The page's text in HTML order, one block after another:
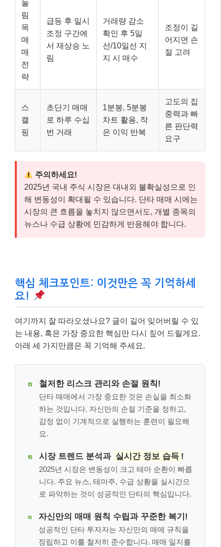
눌
림
목
매
매
전
략
급등 후 일시
조정 구간에
서 재상승 노
림
거래량 감소
확인 후 5일
선/10일선 지
지 시 매수
조정이 길
어지면 손
절 고려
스
캘
핑
초단기 매매
로 하루 수십
번 거래
1분봉, 5분봉
차트 활용, 작
은 이익 반복
고도의 집
중력과 빠
른 판단력
요구
주의하세요!
2025년 국내 주식 시장은 대내외 불확실성으로 인
해 변동성이 확대될 수 있습니다. 단타 매매 시에는
시장의 큰 흐름을 놓치지 않으면서도, 개별 종목의
뉴스나 수급 상황에 민감하게 반응해야 합니다.
핵심 체크포인트: 이것만은 꼭 기억하세
요!
여기까지 잘 따라오셨나요? 글이 길어 잊어버릴 수 있
는 내용, 혹은 가장 중요한 핵심만 다시 짚어 드릴게요.
아래 세 가지만큼은 꼭 기억해 주세요.
철저한 리스크 관리와 손절 원칙!
단타 매매에서 가장 중요한 것은 손실을 최소화
하는 것입니다. 자신만의 손절 기준을 정하고,
감정 없이 기계적으로 실행하는 훈련이 필요해
요.
시장 트렌드 분석과 실시간 정보 습득 !
2025년 시장은 변동성이 크고 테마 순환이 빠릅
니다. 주요 뉴스, 테마주, 수급 상황을 실시간으
로 파악하는 것이 성공적인 단타의 핵심입니다.
자신만의 매매 원칙 수립과 꾸준한 복기!
성공적인 단타 투자자는 자신만의 매매 규칙을
정립하고 이를 철저히 준수합니다. 매매 일지를